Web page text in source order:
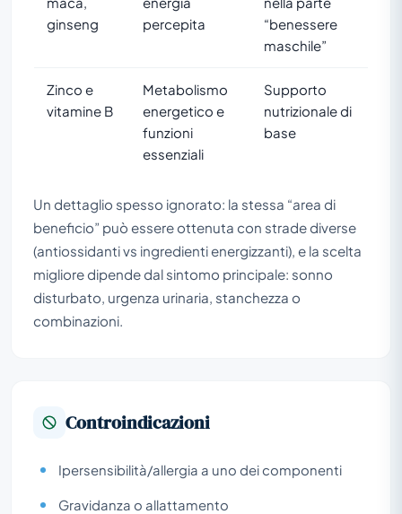
ginseng
percepita
“benessere
maschile”
Zinco e
vitamine B
Metabolismo
energetico e
funzioni
essenziali
Supporto
nutrizionale di
base
Un dettaglio spesso ignorato: la stessa “area di
beneficio” può essere ottenuta con strade diverse
(antiossidanti vs ingredienti energizzanti), e la scelta
migliore dipende dal sintomo principale: sonno
disturbato, urgenza urinaria, stanchezza o
combinazioni.
Controindicazioni
Ipersensibilità/allergia a uno dei componenti
Gravidanza o allattamento